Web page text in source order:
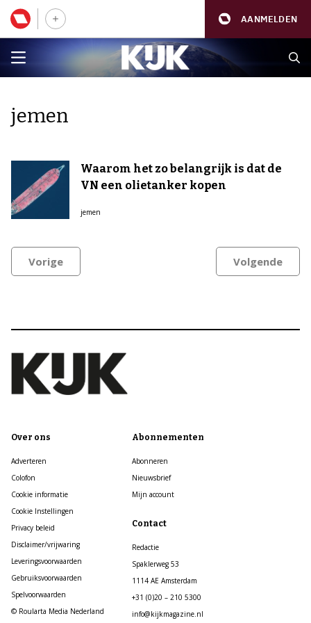
AANMELDEN
jemen
Waarom het zo belangrijk is dat de
VN een olietanker kopen
jemen
Vorige Volgende
Over ons
Adverteren
Colofon
Cookie informatie
Cookie Instellingen
Privacy beleid
Disclaimer/vrijwaring
Leveringsvoorwaarden
Gebruiksvoorwaarden
Spelvoorwaarden
© Roularta Media Nederland
Abonnementen
Abonneren
Nieuwsbrief
Mijn account
Contact
Redactie
Spaklerweg 53
1114 AE Amsterdam
+31 (0)20 – 210 5300
info@kijkmagazine.nl